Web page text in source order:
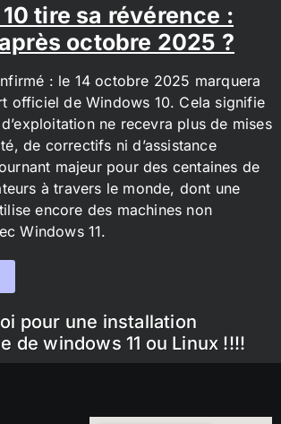
tire sa révérence :
octobre 2025 ?
: le 14 octobre 2025 marquera
officiel de Windows 10. Cela signifie
ne recevra plus de mises
de correctifs ni d’assistance
majeur pour des centaines de
à travers le monde, dont une
encore des machines non
Windows 11.
pour une installation
de windows 11 ou Linux !!!!